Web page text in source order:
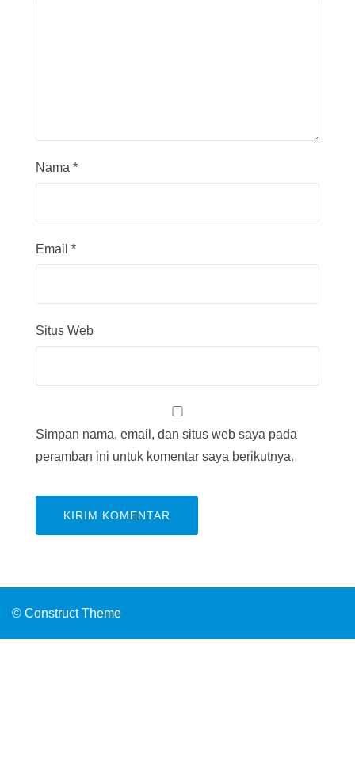
Nama *
Email *
Situs Web
Simpan nama, email, dan situs web saya pada
peramban ini untuk komentar saya berikutnya.
© Construct Theme